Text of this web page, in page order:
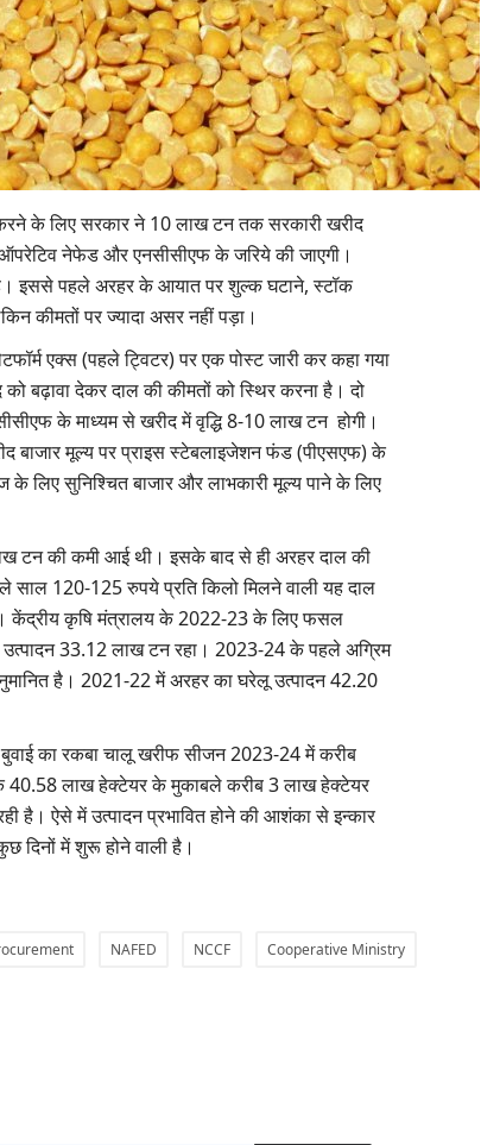
के लिए सरकार ने 10 लाख टन तक सरकारी खरीद
नेफेड और एनसीसीएफ के जरिये की जाएगी।
है। इससे पहले अरहर के आयात पर शुल्क घटाने, स्टॉक
कीमतों पर ज्यादा असर नहीं पड़ा।
एक्स (पहले ट्विटर) पर एक पोस्ट जारी कर कहा गया
बढ़ावा देकर दाल की कीमतों को स्थिर करना है। दो
के माध्यम से खरीद में वृद्धि 8-10 लाख टन होगी।
बाजार मूल्य पर प्राइस स्टेबलाइजेशन फंड (पीएसएफ) के
लिए सुनिश्चित बाजार और लाभकारी मूल्य पाने के लिए
टन की कमी आई थी। इसके बाद से ही अरहर दाल की
साल 120-125 रुपये प्रति किलो मिलने वाली यह दाल
केंद्रीय कृषि मंत्रालय के 2022-23 के लिए फसल
33.12 लाख टन रहा। 2023-24 के पहले अग्रिम
है। 2021-22 में अरहर का घरेलू उत्पादन 42.20
का रकबा चालू खरीफ सीजन 2023-24 में करीब
लाख हेक्टेयर के मुकाबले करीब 3 लाख हेक्टेयर
है। ऐसे में उत्पादन प्रभावित होने की आशंका से इन्कार
दिनों में शुरू होने वाली है।
NAFED NCCF Cooperative Ministry